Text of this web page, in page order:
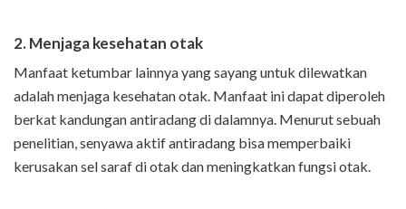
2. Menjaga kesehatan otak
Manfaat ketumbar lainnya yang sayang untuk dilewatkan
adalah menjaga kesehatan otak. Manfaat ini dapat diperoleh
berkat kandungan antiradang di dalamnya. Menurut sebuah
penelitian, senyawa aktif antiradang bisa memperbaiki
kerusakan sel saraf di otak dan meningkatkan fungsi otak.